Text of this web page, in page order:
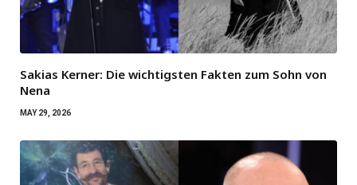
Sakias Kerner: Die wichtigsten Fakten zum Sohn von
Nena
MAY 29, 2026